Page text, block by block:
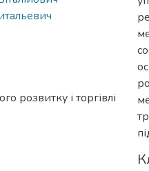
розвитку і торгівлі